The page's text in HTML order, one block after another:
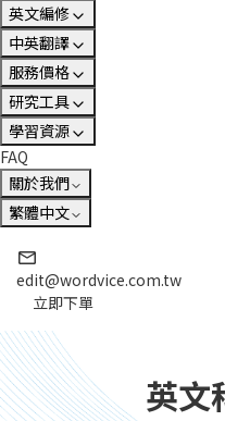
英文編修
中英翻譯
服務價格
研究工具
學習資源
FAQ
關於我們
繁體中文
edit@wordvice.com.tw
立即下單
英文